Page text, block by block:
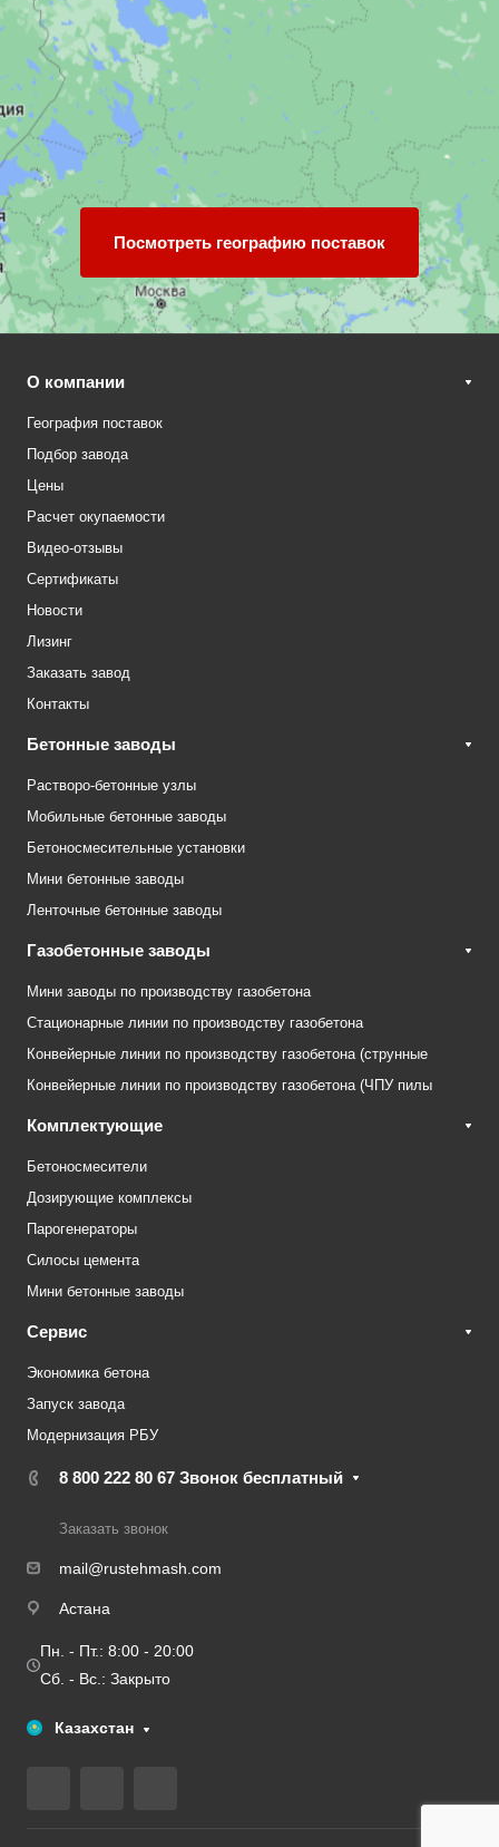
Посмотреть географию поставок
О компании
География поставок
Подбор завода
Цены
Расчет окупаемости
Видео-отзывы
Сертификаты
Новости
Лизинг
Заказать завод
Контакты
Бетонные заводы
Растворо-бетонные узлы
Мобильные бетонные заводы
Бетоносмесительные установки
Мини бетонные заводы
Ленточные бетонные заводы
Газобетонные заводы
Мини заводы по производству газобетона
Стационарные линии по производству газобетона
Конвейерные линии по производству газобетона (струнные
Конвейерные линии по производству газобетона (ЧПУ пилы
Комплектующие
Бетоносмесители
Дозирующие комплексы
Парогенераторы
Силосы цемента
Мини бетонные заводы
Сервис
Экономика бетона
Запуск завода
Модернизация РБУ
8 800 222 80 67 Звонок бесплатный
Заказать звонок
mail@rustehmash.com
Астана
Пн. - Пт.: 8:00 - 20:00
Сб. - Вс.: Закрыто
Казахстан